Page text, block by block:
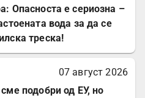
Опасноста е сериозна –
вода за да се
треска!
07 август 2026
подобри од ЕУ, но